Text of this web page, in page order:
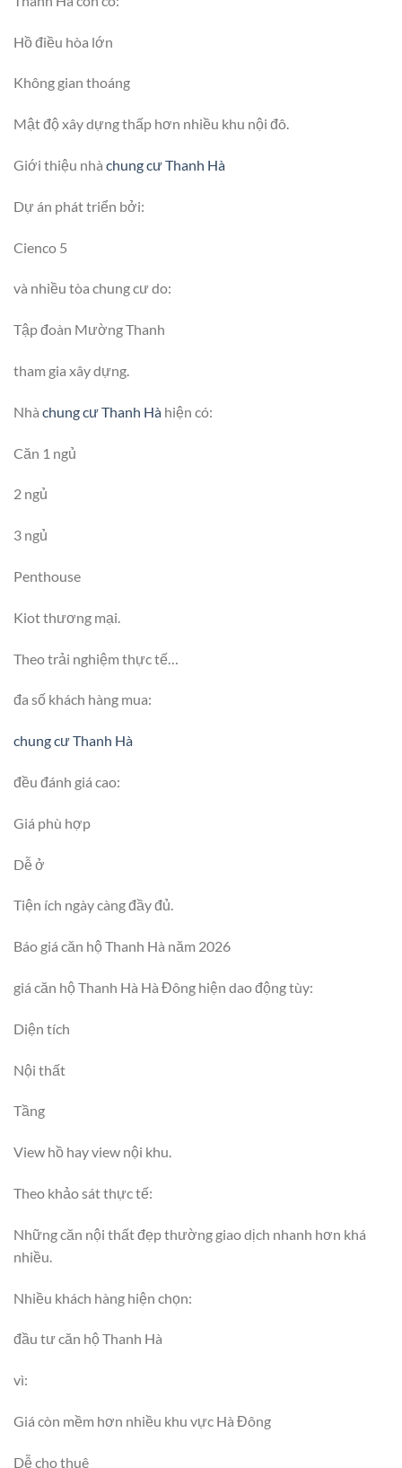
Hồ điều hòa lớn
Không gian thoáng
Mật độ xây dựng thấp hơn nhiều khu nội đô.
Giới thiệu nhà chung cư Thanh Hà
Dự án phát triển bởi:
Cienco 5
và nhiều tòa chung cư do:
Tập đoàn Mường Thanh
tham gia xây dựng.
Nhà chung cư Thanh Hà hiện có:
Căn 1 ngủ
2 ngủ
3 ngủ
Penthouse
Kiot thương mại.
Theo trải nghiệm thực tế…
đa số khách hàng mua:
chung cư Thanh Hà
đều đánh giá cao:
Giá phù hợp
Dễ ở
Tiện ích ngày càng đầy đủ.
Báo giá căn hộ Thanh Hà năm 2026
giá căn hộ Thanh Hà Hà Đông hiện dao động tùy:
Diện tích
Nội thất
Tầng
View hồ hay view nội khu.
Theo khảo sát thực tế:
Những căn nội thất đẹp thường giao dịch nhanh hơn khá
nhiều.
Nhiều khách hàng hiện chọn:
đầu tư căn hộ Thanh Hà
vì:
Giá còn mềm hơn nhiều khu vực Hà Đông
Dễ cho thuê